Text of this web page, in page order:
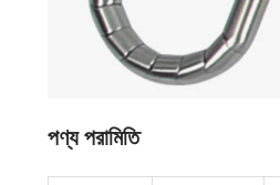
পণ্য পরামিতি